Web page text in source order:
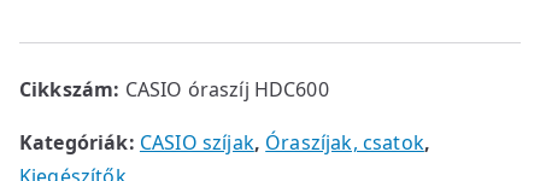
Cikkszám: CASIO óraszíj HDC600
Kategóriák: CASIO szíjak, Óraszíjak, csatok,